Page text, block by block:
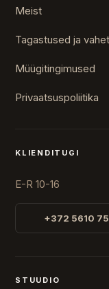
Meist
Tagastused ja
Müügitingimused
Privaatsuspoliitika
KLIENDITUGI
E-R 10-16
+372 5610
STUUDIO